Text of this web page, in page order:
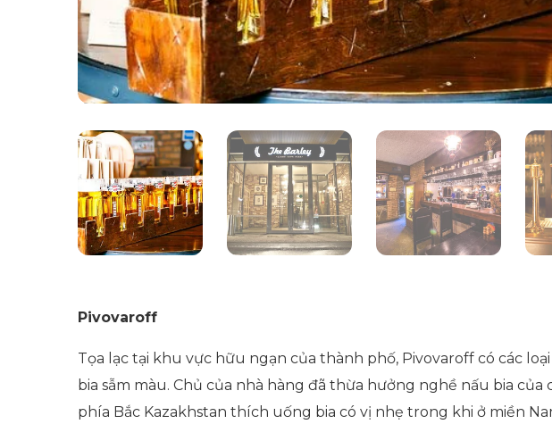
Pivovaroff
Tọa lạc tại khu vực hữu ngạn của thành phố, Pivovaroff có các
bia sẫm màu. Chủ của nhà hàng đã thừa hưởng nghề nấu bia
phía Bắc Kazakhstan thích uống bia có vị nhẹ trong khi ở miền